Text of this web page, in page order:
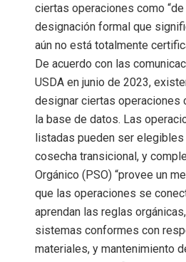
ciertas operaciones como “de
designación formal que
aún no está totalmente
De acuerdo con las
USDA en junio de 2023,
designar ciertas operaciones
la base de datos. Las
listadas pueden ser elegibles
cosecha transicional, y
Orgánico (PSO) “provee un
que las operaciones se
aprendan las reglas
sistemas conformes con
materiales, y mantenimiento